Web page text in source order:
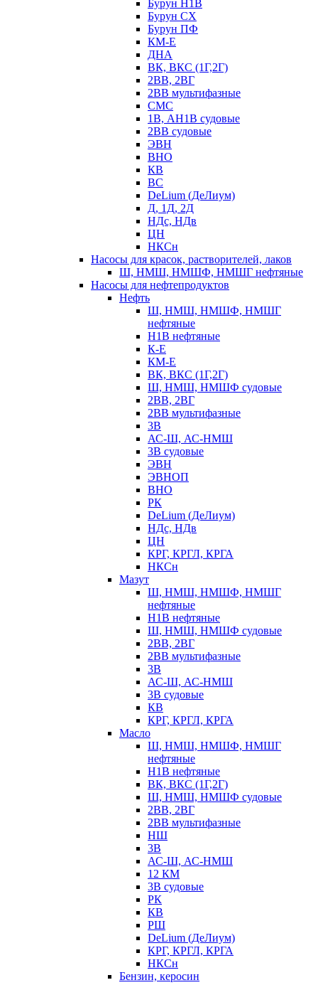
Бурун Н1В
Бурун СХ
Бурун ПФ
КМ-Е
ДНА
ВК, ВКС (1Г,2Г)
2ВВ, 2ВГ
2ВВ мультифазные
СМС
1В, АН1В судовые
2ВВ судовые
ЭВН
ВНО
КВ
ВС
DeLium (ДеЛиум)
Д, 1Д, 2Д
НДс, НДв
ЦН
НКСн
Насосы для красок, растворителей, лаков
Ш, НМШ, НМШФ, НМШГ нефтяные
Насосы для нефтепродуктов
Нефть
Ш, НМШ, НМШФ, НМШГ
нефтяные
Н1В нефтяные
К-Е
КМ-Е
ВК, ВКС (1Г,2Г)
Ш, НМШ, НМШФ судовые
2ВВ, 2ВГ
2ВВ мультифазные
3В
АС-Ш, АС-НМШ
3В судовые
ЭВН
ЭВНОП
ВНО
РК
DeLium (ДеЛиум)
НДс, НДв
ЦН
КРГ, КРГЛ, КРГА
НКСн
Мазут
Ш, НМШ, НМШФ, НМШГ
нефтяные
Н1В нефтяные
Ш, НМШ, НМШФ судовые
2ВВ, 2ВГ
2ВВ мультифазные
3В
АС-Ш, АС-НМШ
3В судовые
КВ
КРГ, КРГЛ, КРГА
Масло
Ш, НМШ, НМШФ, НМШГ
нефтяные
Н1В нефтяные
ВК, ВКС (1Г,2Г)
Ш, НМШ, НМШФ судовые
2ВВ, 2ВГ
2ВВ мультифазные
НШ
3В
АС-Ш, АС-НМШ
12 КМ
3В судовые
РК
КВ
РШ
DeLium (ДеЛиум)
КРГ, КРГЛ, КРГА
НКСн
Бензин, керосин